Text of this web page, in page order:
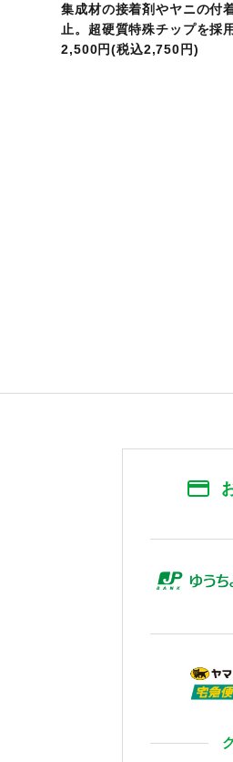
集成材の接着剤やヤニの付
止。超硬質特殊チップを採用
2,500円(税込2,750円)